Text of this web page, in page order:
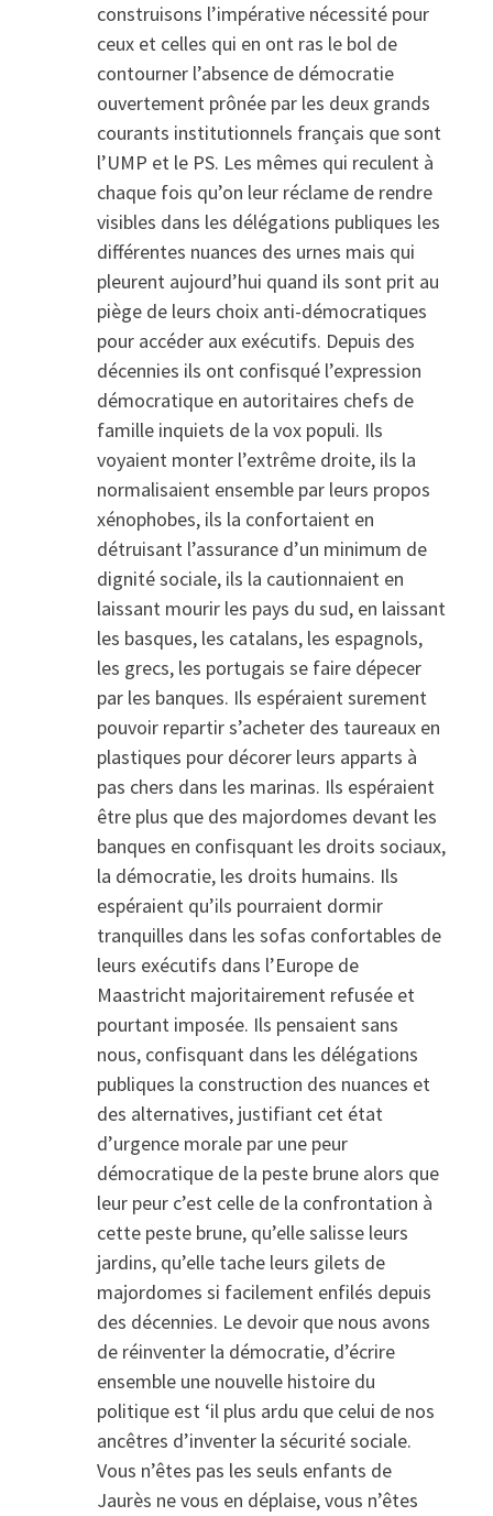
construisons l’impérative nécessité pour
ceux et celles qui en ont ras le bol de
contourner l’absence de démocratie
ouvertement prônée par les deux grands
courants institutionnels français que sont
l’UMP et le PS. Les mêmes qui reculent à
chaque fois qu’on leur réclame de rendre
visibles dans les délégations publiques les
différentes nuances des urnes mais qui
pleurent aujourd’hui quand ils sont prit au
piège de leurs choix anti-démocratiques
pour accéder aux exécutifs. Depuis des
décennies ils ont confisqué l’expression
démocratique en autoritaires chefs de
famille inquiets de la vox populi. Ils
voyaient monter l’extrême droite, ils la
normalisaient ensemble par leurs propos
xénophobes, ils la confortaient en
détruisant l’assurance d’un minimum de
dignité sociale, ils la cautionnaient en
laissant mourir les pays du sud, en laissant
les basques, les catalans, les espagnols,
les grecs, les portugais se faire dépecer
par les banques. Ils espéraient surement
pouvoir repartir s’acheter des taureaux en
plastiques pour décorer leurs apparts à
pas chers dans les marinas. Ils espéraient
être plus que des majordomes devant les
banques en confisquant les droits sociaux,
la démocratie, les droits humains. Ils
espéraient qu’ils pourraient dormir
tranquilles dans les sofas confortables de
leurs exécutifs dans l’Europe de
Maastricht majoritairement refusée et
pourtant imposée. Ils pensaient sans
nous, confisquant dans les délégations
publiques la construction des nuances et
des alternatives, justifiant cet état
d’urgence morale par une peur
démocratique de la peste brune alors que
leur peur c’est celle de la confrontation à
cette peste brune, qu’elle salisse leurs
jardins, qu’elle tache leurs gilets de
majordomes si facilement enfilés depuis
des décennies. Le devoir que nous avons
de réinventer la démocratie, d’écrire
ensemble une nouvelle histoire du
politique est ‘il plus ardu que celui de nos
ancêtres d’inventer la sécurité sociale.
Vous n’êtes pas les seuls enfants de
Jaurès ne vous en déplaise, vous n’êtes